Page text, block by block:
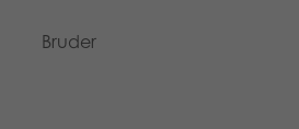
Bruder